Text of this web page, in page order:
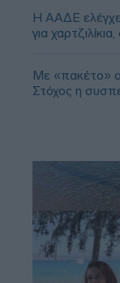
Η ΑΑΔΕ
για
Με «πακέτο»
Στόχος η